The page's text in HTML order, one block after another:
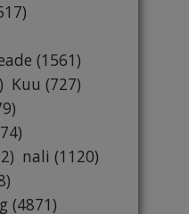
(1561)
Kuu (727)
nali (1120)
(4871)